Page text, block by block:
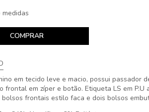
medidas
COMPRAR
em tecido leve e macio, possui passador
frontal em zíper e botão. Etiqueta LS em P.U
bolsos frontais estilo faca e dois bolsos